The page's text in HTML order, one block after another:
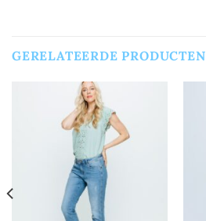
GERELATEERDE PRODUCTEN